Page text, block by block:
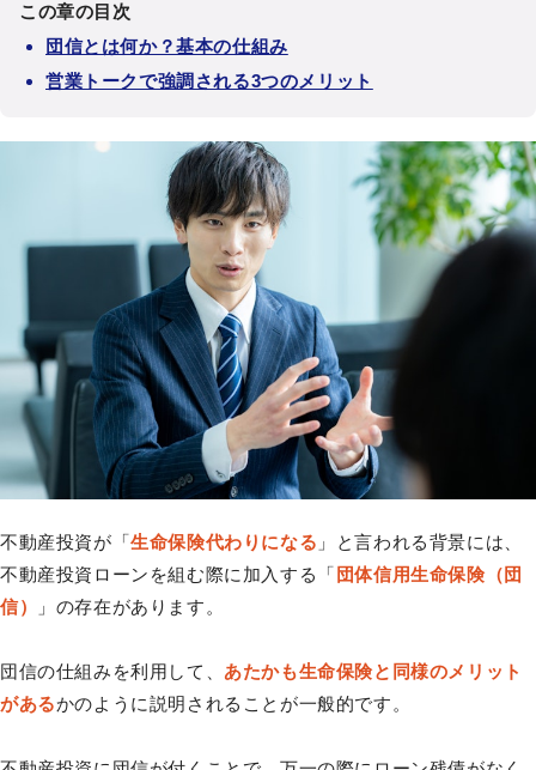
この章の目次
団信とは何か？基本の仕組み
営業トークで強調される3つのメリット
不動産投資が「生命保険代わりになる 」と言われる背景には、
不動産投資ローンを組む際に加入する「 団体信用生命保険（団
信）
」の存在があります。
団信の仕組みを利用して、 あたかも生命保険と同様のメリット
があるかのように説明されることが一般的です。